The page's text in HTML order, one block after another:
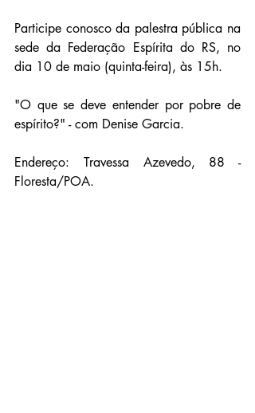
Participe conosco da palestra pública na
sede da Federação Espírita do RS, no
dia 10 de maio (quinta-feira), às 15h.
"O que se deve entender por pobre de
espírito?" - com Denise Garcia.
Endereço: Travessa Azevedo, 88 -
Floresta/POA.